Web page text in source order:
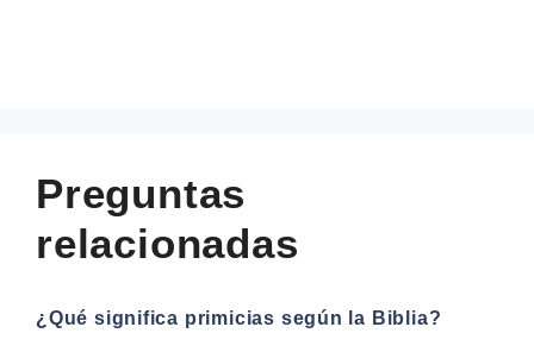
Preguntas
relacionadas
¿Qué significa primicias según la Biblia?